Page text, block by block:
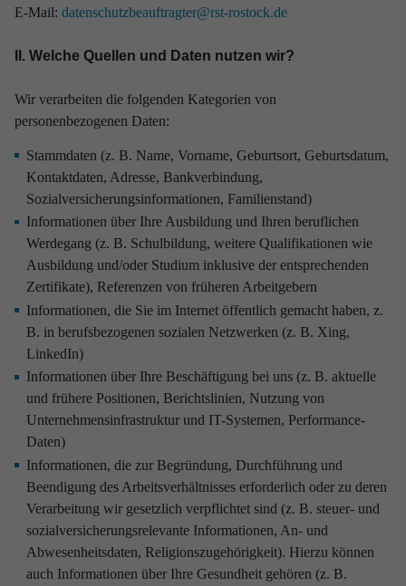
E-Mail: datenschutzbeauftragter@rst-rostock.de
II. Welche Quellen und Daten nutzen wir?
Wir verarbeiten die folgenden Kategorien von
personenbezogenen Daten:
Stammdaten (z. B. Name, Vorname, Geburtsort, Geburtsdatum,
Kontaktdaten, Adresse, Bankverbindung,
Sozialversicherungsinformationen, Familienstand)
Informationen über Ihre Ausbildung und Ihren beruflichen
Werdegang (z. B. Schulbildung, weitere Qualifikationen wie
Ausbildung und/oder Studium inklusive der entsprechenden
Zertifikate), Referenzen von früheren Arbeitgebern
Informationen, die Sie im Internet öffentlich gemacht haben, z.
B. in berufsbezogenen sozialen Netzwerken (z. B. Xing,
LinkedIn)
Informationen über Ihre Beschäftigung bei uns (z. B. aktuelle
und frühere Positionen, Berichtslinien, Nutzung von
Unternehmensinfrastruktur und IT-Systemen, Performance-
Daten)
Informationen, die zur Begründung, Durchführung und
Beendigung des Arbeitsverhältnisses erforderlich oder zu deren
Verarbeitung wir gesetzlich verpflichtet sind (z. B. steuer- und
sozialversicherungsrelevante Informationen, An- und
Abwesenheitsdaten, Religionszugehörigkeit). Hierzu können
auch Informationen über Ihre Gesundheit gehören (z. B.